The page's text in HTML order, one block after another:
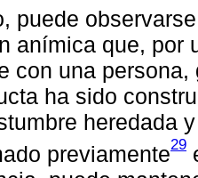
puede
anímica que, por
con una
ha sido
heredada
previamente29